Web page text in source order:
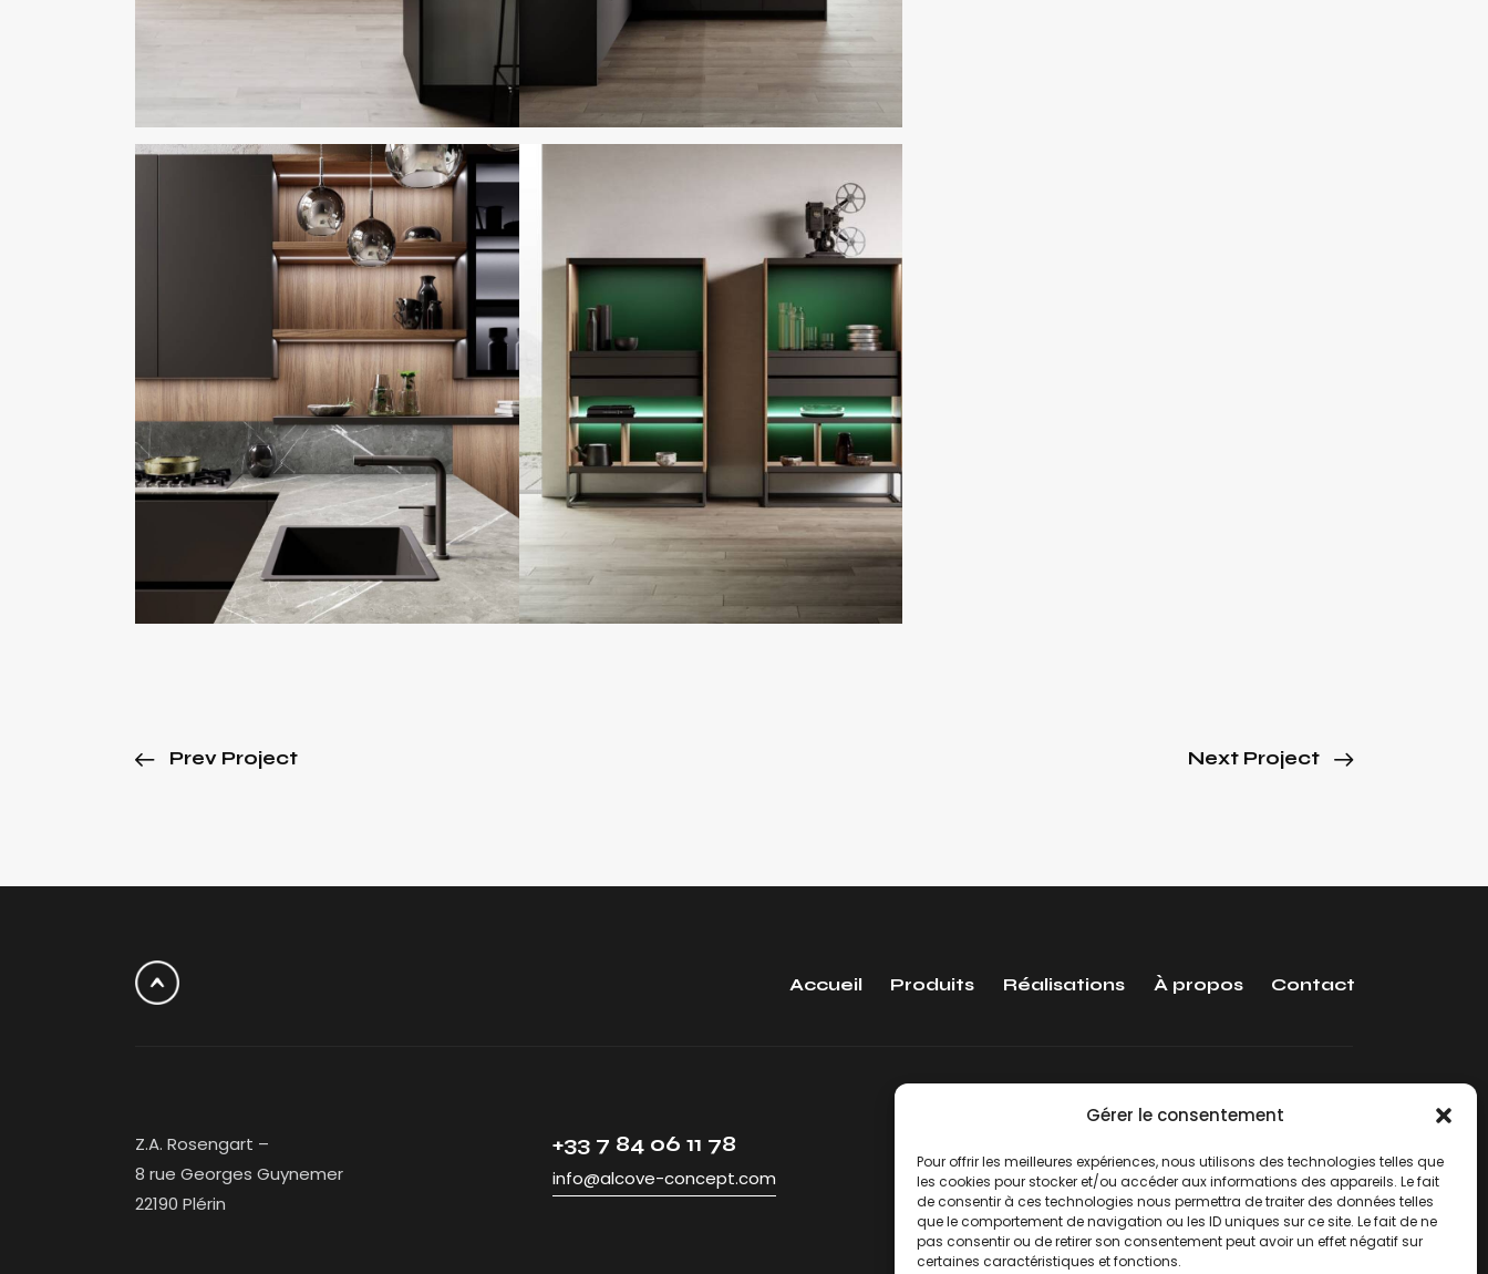
Gérer le consentement
Pour offrir les meilleures expériences, nous utilisons des technologies telles que
les cookies pour stocker et/ou accéder aux informations des appareils. Le fait
de consentir à ces technologies nous permettra de traiter des données telles
que le comportement de navigation ou les ID uniques sur ce site. Le fait de ne
pas consentir ou de retirer son consentement peut avoir un effet négatif sur
certaines caractéristiques et fonctions.
Prev Project Next Project
Accueil Produits Réalisations À propos Contact
Z.A. Rosengart –
8 rue Georges Guynemer
22190 Plérin
+33 7 84 06 11 78
info@alcove-concept.com
Inscrivez-vous